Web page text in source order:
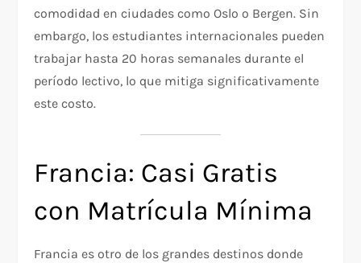
comodidad en ciudades como Oslo o Bergen. Sin
embargo, los estudiantes internacionales pueden
trabajar hasta 20 horas semanales durante el
período lectivo, lo que mitiga significativamente
este costo.
Francia: Casi Gratis
con Matrícula Mínima
Francia es otro de los grandes destinos donde